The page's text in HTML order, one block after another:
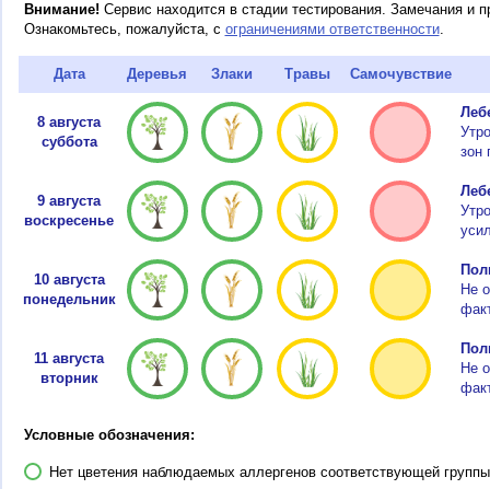
Внимание! Сервис находится в стадии тестирования. Замечания и
Ознакомьтесь, пожалуйста, с ограничениями ответственности.
Дата Деревья Злаки Травы Самочувствие
8 августа
суббота
зон
9 августа
воскресенье
10 августа
понедельник
Не
11 августа
вторник
Не
Условные обозначения:
Нет цветения наблюдаемых аллергенов соответствующей